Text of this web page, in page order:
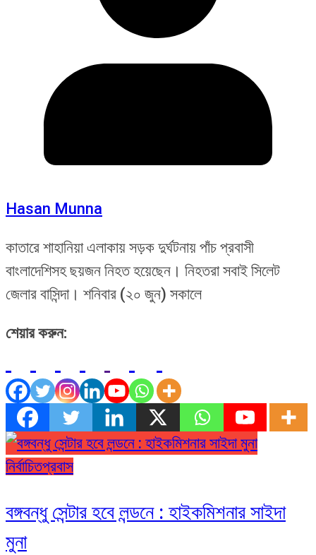
Hasan Munna
কাতারে শাহানিয়া এলাকায় সড়ক দুর্ঘটনায় পাঁচ প্রবাসী
বাংলাদেশিসহ ছয়জন নিহত হয়েছেন। নিহতরা সবাই সিলেট
জেলার বাসিন্দা। শনিবার (২০ জুন) সকালে
শেয়ার করুন:
নির্বাচিতপ্রবাস
বঙ্গবন্ধু সেন্টার হবে লন্ডনে : হাইকমিশনার সাইদা
মুনা